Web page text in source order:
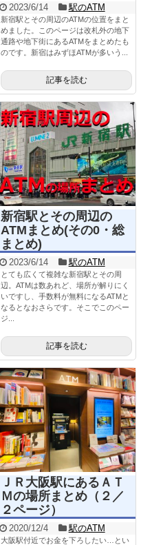
2023/6/14 駅のATM
新宿駅とその周辺のATMの位置をまと
めました。このページは改札外の地下
通路や地下街にあるATMをまとめたも
のです。新宿はみずほATMが多いう...
記事を読む
新宿駅とその周辺の
ATMまとめ(その0・総
まとめ)
2023/6/14 駅のATM
とても広くて複雑な新宿駅とその周
辺。ATMは数あれど、場所が解りにく
いですし、手数料が無料になるATMと
なるとなおさらです。そこでこのペー
ジ...
記事を読む
ＪＲ大阪駅にあるＡＴ
Ｍの場所まとめ（２／
２ページ）
2020/12/4 駅のATM
大阪駅付近でお金を下ろしたい…とい